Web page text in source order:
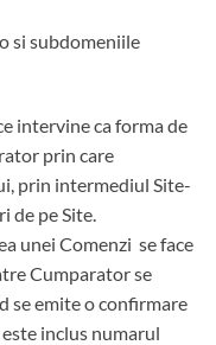
si subdomeniile
intervine ca forma de
prin care
prin intermediul Site-
de pe Site.
unei Comenzi se face
Cumparator se
se emite o confirmare
inclus numarul